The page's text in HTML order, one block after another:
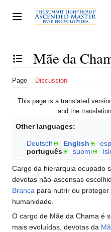
to
content
Toggle sidebar
Toggle the table of contentsMãe da
Page Discussion
This page is a translated
and the
Other languages:
Deutsch English
português
suomi
Cargo da hierarquia ocupado
devotas não-ascensas
Branca para nutrir ou
humanidade.
O cargo de Mãe da Chama é
mais evoluídas, devotas da